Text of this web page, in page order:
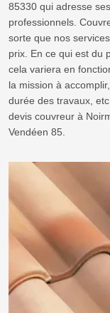
85330 qui adresse
professionnels.
sorte que nos
prix. En ce qui est du
cela variera en
la mission à
durée des travaux,
devis couvreur à
Vendéen 85.